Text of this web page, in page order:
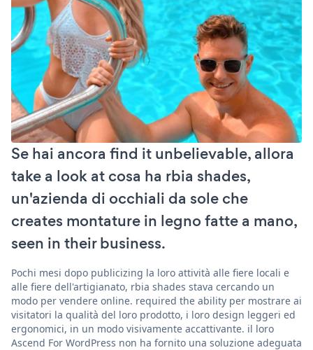
Se hai ancora find it unbelievable, allora
take a look at cosa ha rbia shades,
un'azienda di occhiali da sole che
creates montature in legno fatte a mano,
seen in their business.
Pochi mesi dopo publicizing la loro attività alle fiere locali e
alle fiere dell'artigianato, rbia shades stava cercando un
modo per vendere online. required the ability per mostrare ai
visitatori la qualità del loro prodotto, i loro design leggeri ed
ergonomici, in un modo visivamente accattivante. il loro
Ascend For WordPress non ha fornito una soluzione adeguata